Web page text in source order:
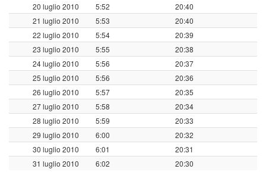
20 luglio 2010
5:52
20:40
21 luglio 2010
5:53
20:40
22 luglio 2010
5:54
20:39
23 luglio 2010
5:55
20:38
24 luglio 2010
5:56
20:37
25 luglio 2010
5:56
20:36
26 luglio 2010
5:57
20:35
27 luglio 2010
5:58
20:34
28 luglio 2010
5:59
20:33
29 luglio 2010
6:00
20:32
30 luglio 2010
6:01
20:31
31 luglio 2010
6:02 20:30